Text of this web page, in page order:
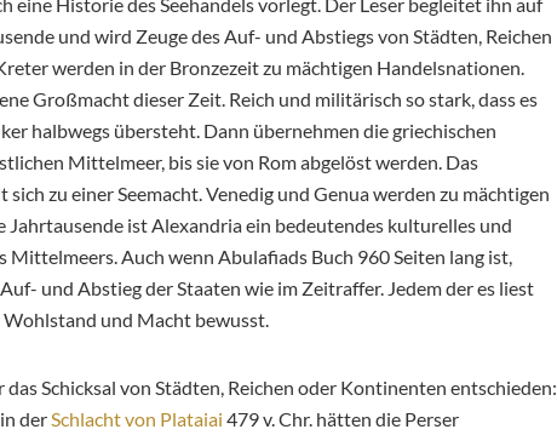
und wird Zeuge des Auf- und Abstiegs von Städten, Reichen
werden in der Bronzezeit zu mächtigen Handelsnationen.
Großmacht dieser Zeit. Reich und militärisch so stark, dass es
halbwegs übersteht. Dann übernehmen die griechischen
Mittelmeer, bis sie von Rom abgelöst werden. Das
zu einer Seemacht. Venedig und Genua werden zu mächtigen
Jahrtausende ist Alexandria ein bedeutendes kulturelles und
Auch wenn Abulafiads Buch 960 Seiten lang ist,
und Abstieg der Staaten wie im Zeitraffer. Jedem der es liest
und Macht bewusst.
Schicksal von Städten, Reichen oder Kontinenten entschieden:
der Schlacht von Plataiai 479 v. Chr. hätten die Perser